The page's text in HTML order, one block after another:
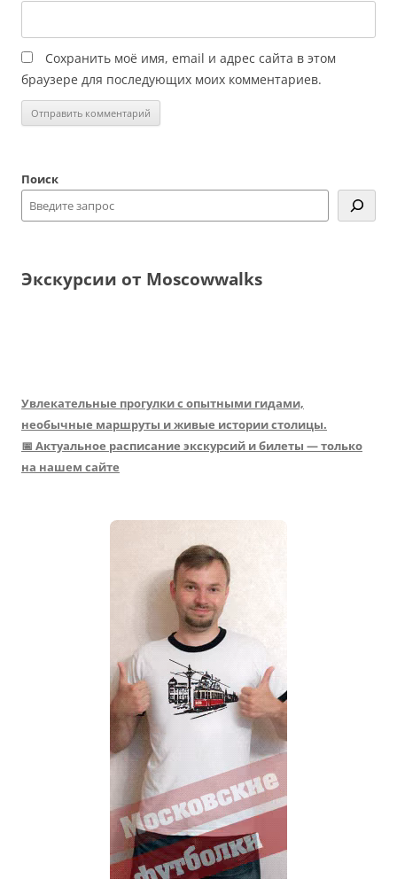
Сохранить моё имя, email и адрес сайта в этом
браузере для последующих моих комментариев.
Поиск
Экскурсии от Moscowwalks
Увлекательные прогулки с опытными гидами,
необычные маршруты и живые истории столицы.
📅 Актуальное расписание экскурсий и билеты — только
на нашем сайте